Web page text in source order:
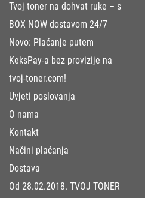
Tvoj toner na dohvat ruke – s
BOX NOW dostavom 24/7
Novo: Plaćanje putem
KeksPay-a bez provizije na
tvoj-toner.com!
Uvjeti poslovanja
O nama
Kontakt
Načini plaćanja
Dostava
Od 28.02.2018. TVOJ TONER